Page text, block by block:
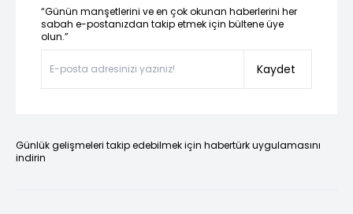
“Günün manşetlerini ve en çok okunan haberlerini her
sabah e-postanızdan takip etmek için bültene üye
olun.”
Kaydet
Günlük gelişmeleri takip edebilmek için habertürk uygulamasını
indirin